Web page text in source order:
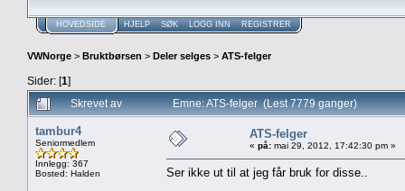
HOVEDSIDE HJELP SØK LOGG INN REGISTRER
VWNorge > Bruktbørsen > Deler selges > ATS-felger
Sider: [1]
Skrevet av
Emne: ATS-felger (Lest 7779 ganger)
tambur4
Seniormedlem
Innlegg: 367
Bosted: Halden
ATS-felger
« på: mai 29, 2012, 17:42:30 pm »
Ser ikke ut til at jeg får bruk for disse..